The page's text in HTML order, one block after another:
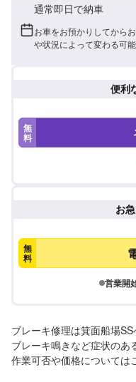
通常即日で納車
お車をお預かりしてから
や状況によって変わる可能
便利
無
料
お
無
料
営業開
ブレーキ修理は箕面船場SS
ブレーキ鳴きなど症状のあ
作業可否や価格については